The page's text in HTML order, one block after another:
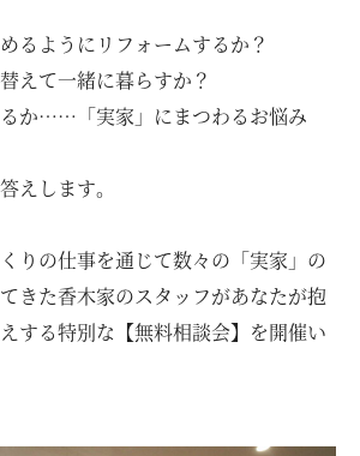
ニュース
るようにリフォームするか？
えて一緒に暮らすか？
か……「実家」にまつわるお悩み
えします。
りの仕事を通じて数々の「実家」の
きた香木家のスタッフがあなたが抱
する特別な【無料相談会】を開催い